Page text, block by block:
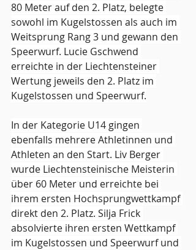
80 Meter auf den 2. Platz, belegte
sowohl im Kugelstossen als auch im
Weitsprung Rang 3 und gewann den
Speerwurf. Lucie Gschwend
erreichte in der Liechtensteiner
Wertung jeweils den 2. Platz im
Kugelstossen und Speerwurf.
In der Kategorie U14 gingen
ebenfalls mehrere Athletinnen und
Athleten an den Start. Liv Berger
wurde Liechtensteinische Meisterin
über 60 Meter und erreichte bei
ihrem ersten Hochsprungwettkampf
direkt den 2. Platz. Silja Frick
absolvierte ihren ersten Wettkampf
im Kugelstossen und Speerwurf und